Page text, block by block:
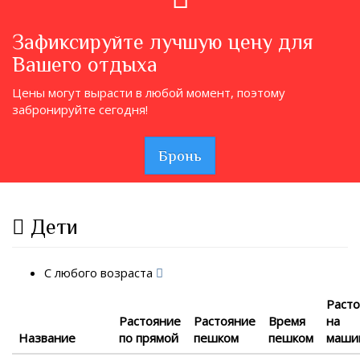
Зафиксируйте лучшую цену для
Вашего отдыха
Цены могут вырасти в любой момент, поэтому
забронируйте сегодня!
Бронь
Дети
С любого возраста
Название
Растояние
по прямой
Растояние
пешком
Время
пешком
на